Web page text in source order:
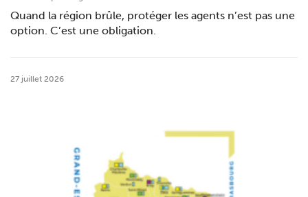
Quand la région brûle, protéger les agents n’est pas une
option. C’est une obligation.
27 juillet 2026